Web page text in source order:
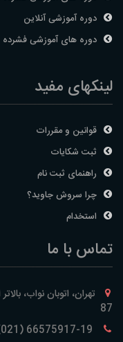
دوره آموزشی آنلاین
دوره های آموزشی فشرده
لینکهای مفید
قوانین و مقررات
ثبت شکایات
راهنمای ثبت نام
چرا سروش جاوید؟
استخدام
تماس با ما
تهران، اتوبان نواب،
87